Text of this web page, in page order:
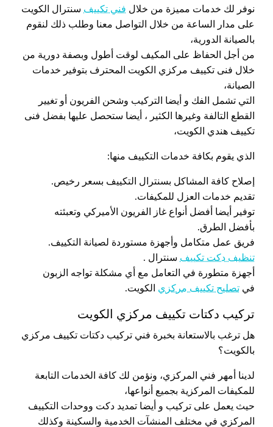
نوفر لك خدمات مميزة من خلال فني تكييف سنترال الكويت
على مدار الساعة من خلال التواصل معنا وطلب ذلك لنقوم
بالصيانة الدورية،
من أجل الحفاظ على المكيف لوقت أطول وبصفة دورية من
خلال فنى تكييف مركزي الكويت المحترف بتوفير خدمات
الصيانة،
التي تشمل الفك و أيضا التركيب وشحن الفريون أو تغيير
القطع التالفة وغيرها الكثير ، أيضا ستحصل عليها بفضل فنى
تكييف هندي الكويت،
الذي يقوم بكافة خدمات التكييف منها:
إصلاح كافة المشاكل بسنترال التكييف بسعر رخيص.
تقديم خدمات العزل للمكيفات.
توفير أيضا أفضل أنواع غاز الفريون الأميركي وتعبئته
بأفضل الطرق.
فريق عمل متكامل وأجهزة مستوردة لصيانة التكييف.
تنظيف دكت تكييف سنترال .
أجهزة متطورة في التعامل مع أي مشكلة تواجه الزبون
في تصليح تكييف مركزي الكويت.
تركيب دكتات تكييف مركزي الكويت
هل ترغب بالاستعانة بخبرة فني تركيب دكتات تكييف مركزي
بالكويت؟
لدينا أمهر فني المركزي، ونؤمن لك كافة الخدمات التابعة
للمكيفات المركزية بجميع أنواعها،
حيث يعمل على تركيب و أيضا تمديد دكت ووحدات التكييف
المركزي في مختلف المنشآت الخدمية والسكينة وكذلك